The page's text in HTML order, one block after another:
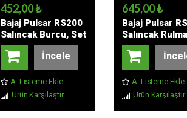
452,00 ₺
Bajaj Pulsar RS200
Salıncak Burcu, Set
İncele
A. Listeme Ekle
Ürün Karşılaştır
645,00 ₺
Bajaj Pulsar
Salıncak
Seti
A. Listeme Ekle
Ürün Karşılaştır